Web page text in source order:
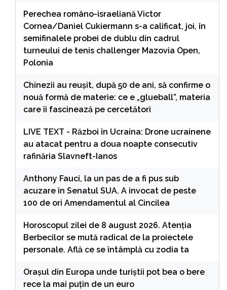
Perechea româno-israeliană Victor
Cornea/Daniel Cukiermann s-a calificat, joi, în
semifinalele probei de dublu din cadrul
turneului de tenis challenger Mazovia Open,
Polonia
Chinezii au reușit, după 50 de ani, să confirme o
nouă formă de materie: ce e „glueball”, materia
care îi fascinează pe cercetători
LIVE TEXT - Război în Ucraina: Drone ucrainene
au atacat pentru a doua noapte consecutiv
rafinăria Slavneft-Ianos
Anthony Fauci, la un pas de a fi pus sub
acuzare în Senatul SUA. A invocat de peste
100 de ori Amendamentul al Cincilea
Horoscopul zilei de 8 august 2026. Atenția
Berbecilor se mută radical de la proiectele
personale. Află ce se întâmplă cu zodia ta
Orașul din Europa unde turiștii pot bea o bere
rece la mai puțin de un euro